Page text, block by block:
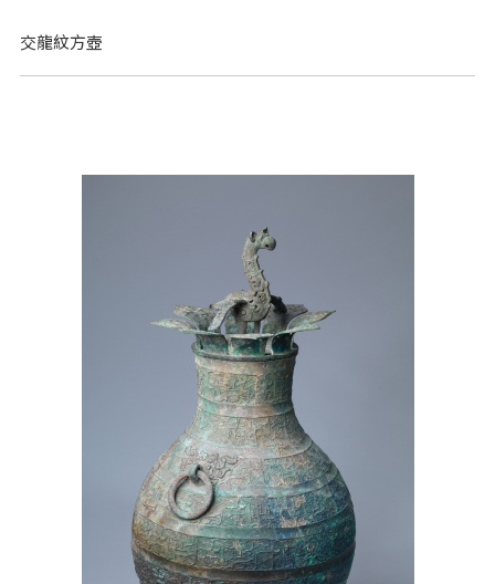
交龍紋方壺